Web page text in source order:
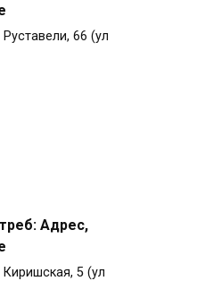
66 (ул
Адрес,
Киришская, 5 (ул